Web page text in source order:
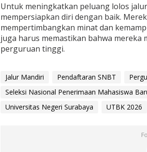
Untuk meningkatkan peluang lolos
mempersiapkan diri dengan baik.
mempertimbangkan minat dan
juga harus memastikan bahwa
perguruan tinggi.
Jalur Mandiri Pendaftaran SNBT
Seleksi Nasional Penerimaan Mahasiswa
Universitas Negeri Surabaya
UTBK 2026